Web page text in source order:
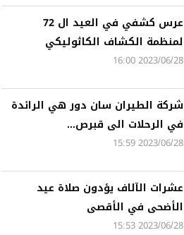
عرس كشفي في العيد ال 72
لمنظمة الكشاف الكاثوليكي
2023/06/28 16:00
شركة الطيران سان دور هي الرائدة
في الرحلات الى قبرص...
2023/06/28 15:59
عشرات الآلاف يؤدون صلاة عيد
الأضحى في الأقصى
2023/06/28 15:53